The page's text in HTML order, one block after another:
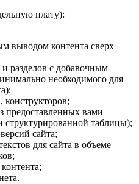
плату):
выводом контента сверх
разделов с добавочным
необходимого для
конструкторов;
предоставленных вами
структурированной таблицы);
сайта;
для сайта в объеме